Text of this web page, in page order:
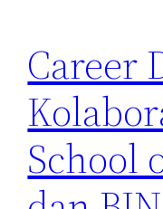
Career
School